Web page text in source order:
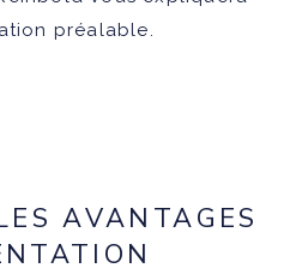
préalable.
AVANTAGES